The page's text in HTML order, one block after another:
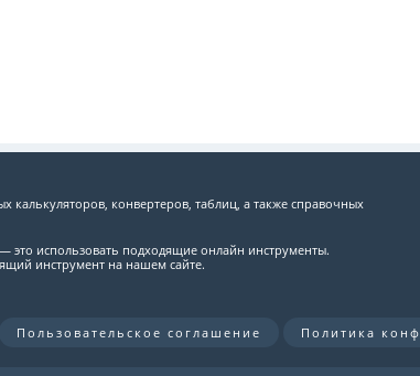
калькуляторов, конвертеров, таблиц, а также справочных
это использовать подходящие онлайн инструменты.
инструмент на нашем сайте.
Пользовательское соглашение Политика